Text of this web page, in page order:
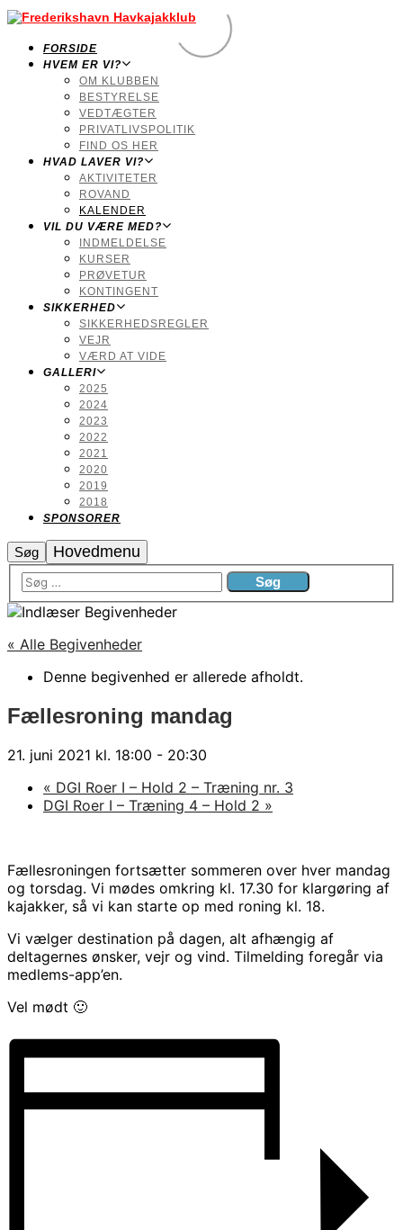
FORSIDE
HVEM ER VI?
OM KLUBBEN
BESTYRELSE
VEDTÆGTER
PRIVATLIVSPOLITIK
FIND OS HER
HVAD LAVER VI?
AKTIVITETER
ROVAND
KALENDER
VIL DU VÆRE MED?
INDMELDELSE
KURSER
PRØVETUR
KONTINGENT
SIKKERHED
SIKKERHEDSREGLER
VEJR
VÆRD AT VIDE
GALLERI
2025
2024
2023
2022
2021
2020
2019
2018
SPONSORER
Søg Hovedmenu
« Alle Begivenheder
Denne begivenhed er allerede afholdt.
Fællesroning mandag
21. juni 2021 kl. 18:00 - 20:30
« DGI Roer I – Hold 2 – Træning nr. 3
DGI Roer I – Træning 4 – Hold 2 »
Fællesroningen fortsætter sommeren over hver mandag
og torsdag. Vi mødes omkring kl. 17.30 for klargøring af
kajakker, så vi kan starte op med roning kl. 18.
Vi vælger destination på dagen, alt afhængig af
deltagernes ønsker, vejr og vind. Tilmelding foregår via
medlems-app’en.
Vel mødt 🙂